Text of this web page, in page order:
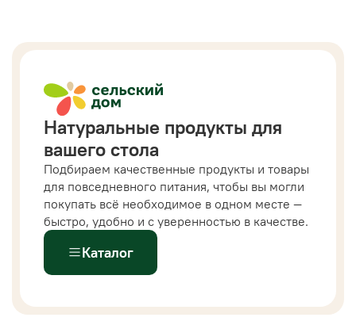
Натуральные продукты для
вашего стола
Подбираем качественные продукты и товары
для повседневного питания, чтобы вы могли
покупать всё необходимое в одном месте —
быстро, удобно и с уверенностью в качестве.
Каталог